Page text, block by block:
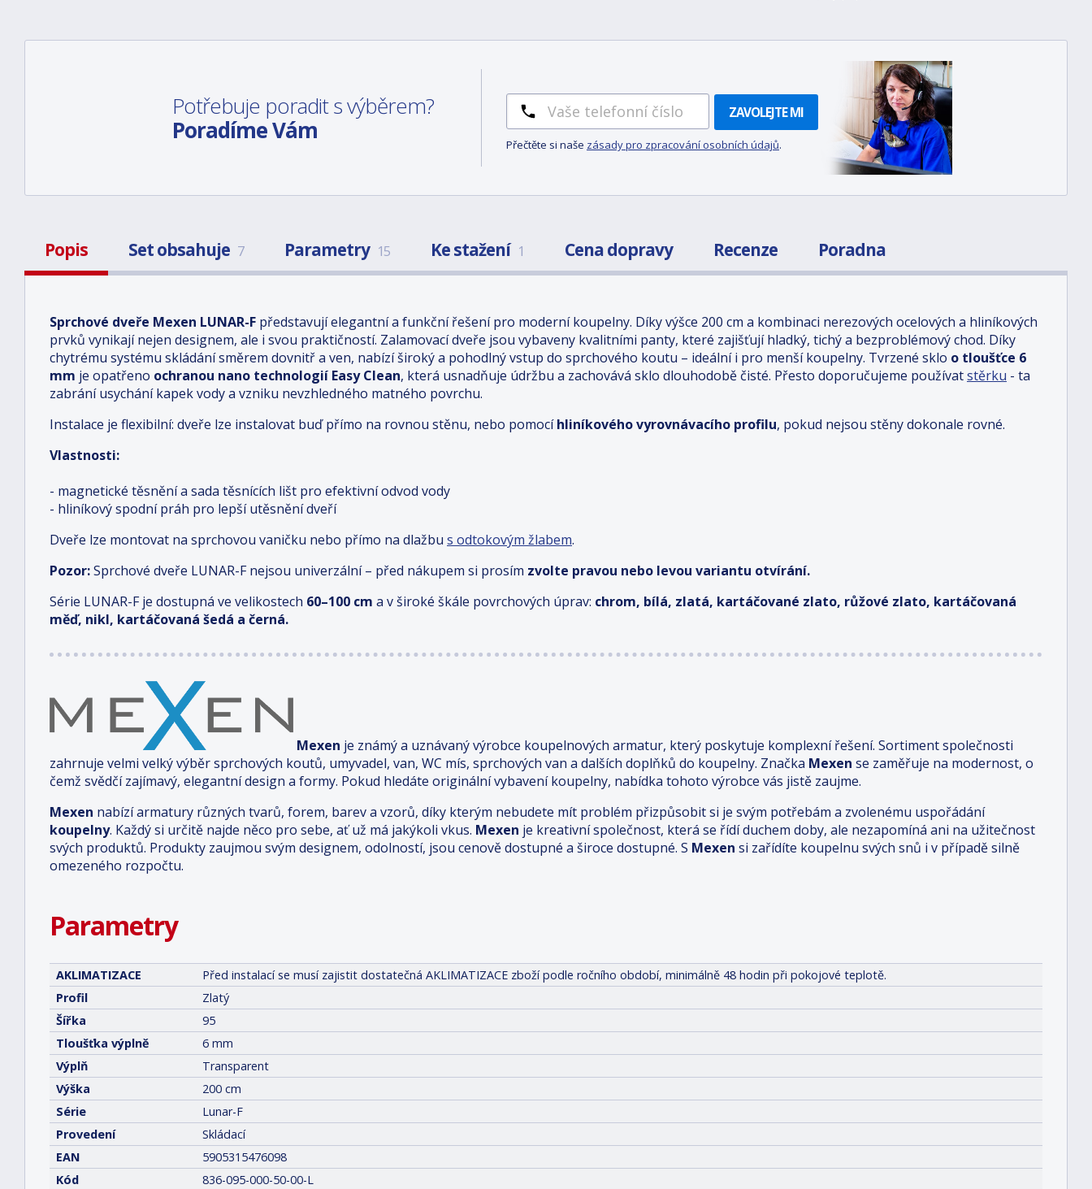
Potřebuje poradit s výběrem?
Poradíme Vám
ZAVOLEJTE MI
Přečtěte si naše zásady pro zpracování osobních údajů.
Popis Set obsahuje 7 Parametry 15 Ke stažení 1 Cena dopravy Recenze Poradna
Sprchové dveře Mexen LUNAR-F představují elegantní a funkční řešení pro moderní koupelny. Díky výšce 200 cm a kombinaci nerezových ocelových a hliníkových
prvků vynikají nejen designem, ale i svou praktičností. Zalamovací dveře jsou vybaveny kvalitními panty, které zajišťují hladký, tichý a bezproblémový chod. Díky
chytrému systému skládání směrem dovnitř a ven, nabízí široký a pohodlný vstup do sprchového koutu – ideální i pro menší koupelny. Tvrzené sklo o tloušťce 6
mm je opatřeno ochranou nano technologií Easy Clean, která usnadňuje údržbu a zachovává sklo dlouhodobě čisté. Přesto doporučujeme používatstěrku - ta
zabrání usychání kapek vody a vzniku nevzhledného matného povrchu.
Instalace je flexibilní: dveře lze instalovat buď přímo na rovnou stěnu, nebo pomocí hliníkového vyrovnávacího profilu, pokud nejsou stěny dokonale rovné.
Vlastnosti:
- magnetické těsnění a sada těsnících lišt pro efektivní odvod vody
- hliníkový spodní práh pro lepší utěsnění dveří
Dveře lze montovat na sprchovou vaničku nebo přímo na dlažbu s odtokovým žlabem.
Pozor:Sprchové dveře LUNAR-F nejsou univerzální – před nákupem si prosím zvolte pravou nebo levou variantu otvírání.
Série LUNAR-F je dostupná ve velikostech 60–100 cm a v široké škále povrchových úprav: chrom, bílá, zlatá, kartáčované zlato, růžové zlato, kartáčovaná
měď, nikl, kartáčovaná šedá a černá.
Mexen je známý a uznávaný výrobce koupelnových armatur, který poskytuje komplexní řešení. Sortiment společnosti
zahrnuje velmi velký výběr sprchových koutů, umyvadel, van, WC mís, sprchových van a dalších doplňků do koupelny. Značka Mexen se zaměřuje na modernost, o
čemž svědčí zajímavý, elegantní design a formy. Pokud hledáte originální vybavení koupelny, nabídka tohoto výrobce vás jistě zaujme.
Mexen nabízí armatury různých tvarů, forem, barev a vzorů, díky kterým nebudete mít problém přizpůsobit si je svým potřebám a zvolenému uspořádání
koupelny. Každý si určitě najde něco pro sebe, ať už má jakýkoli vkus. Mexen je kreativní společnost, která se řídí duchem doby, ale nezapomíná ani na užitečnost
svých produktů. Produkty zaujmou svým designem, odolností, jsou cenově dostupné a široce dostupné. S Mexen si zařídíte koupelnu svých snů i v případě silně
omezeného rozpočtu.
Parametry
AKLIMATIZACE
Před instalací se musí zajistit dostatečná AKLIMATIZACE zboží podle ročního období, minimálně 48 hodin při pokojové teplotě.
Profil
Zlatý
Šířka
95
Tloušťka výplně
6 mm
Výplň
Transparent
Výška
200 cm
Série
Lunar-F
Provedení
Skládací
EAN
5905315476098
Kód
836-095-000-50-00-L